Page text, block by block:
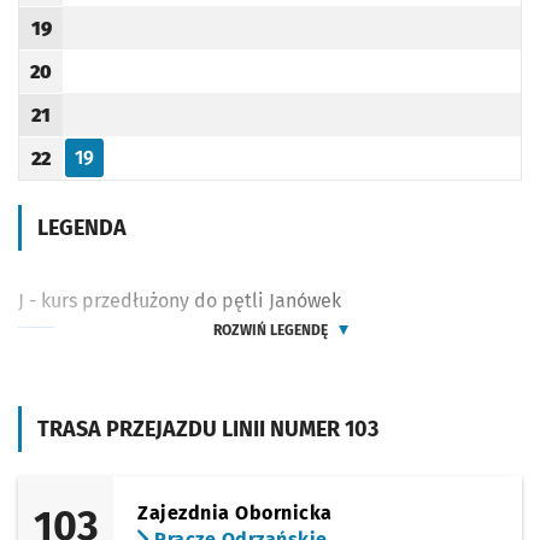
TRASA PRZEJAZDU LINII NUMER 103
103
Zajezdnia Obornicka
Godzina odjazdu
19
Godzina odjazdu
20
Godzina odjazdu
21
Godzina odjazdu
22
Odjazd
19
minut po godzinie 22
LEGENDA
J - kurs przedłużony do pętli Janówek
ROZWIŃ LEGENDĘ